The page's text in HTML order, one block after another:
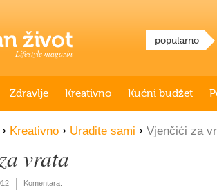
Lifestyle magazin
popularno
Zdravlje Kreativno Kućni budžet
› Kreativno › Uradite sami › Vjenčići za
vrata
Komentara: